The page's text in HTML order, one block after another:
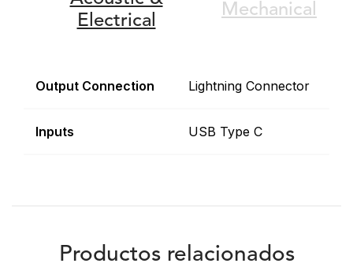
Electrical
Mechanical
Output Connection Lightning Connector
Inputs USB Type C
Productos relacionados